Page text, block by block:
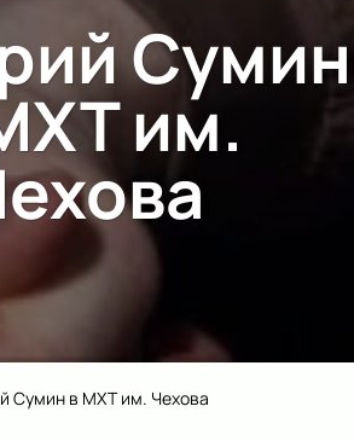
Сумин
им.
Сумин в МХТ им. Чехова